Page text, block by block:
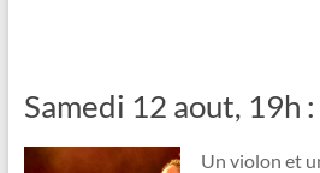
Samedi 12 aout, 19h
Un violon et